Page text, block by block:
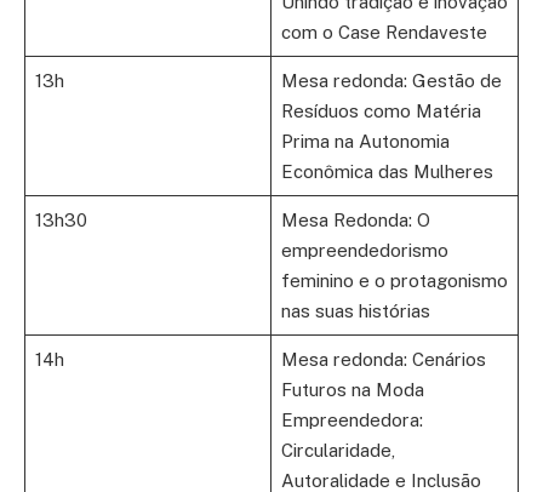
com o Case Rendaveste
13h
Mesa redonda: Gestão de
Resíduos como Matéria
Prima na Autonomia
Econômica das Mulheres
13h30
Mesa Redonda: O
empreendedorismo
feminino e o protagonismo
nas suas histórias
14h
Mesa redonda: Cenários
Futuros na Moda
Empreendedora:
Circularidade,
Autoralidade e Inclusão